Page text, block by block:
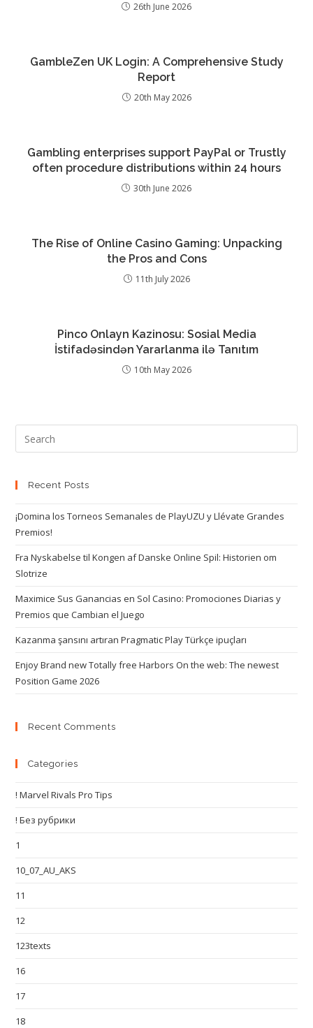
26th June 2026
GambleZen UK Login: A Comprehensive Study
Report
20th May 2026
Gambling enterprises support PayPal or Trustly
often procedure distributions within 24 hours
30th June 2026
The Rise of Online Casino Gaming: Unpacking
the Pros and Cons
11th July 2026
Pinco Onlayn Kazinosu: Sosial Media
İstifadəsindən Yararlanma ilə Tanıtım
10th May 2026
Recent Posts
¡Domina los Torneos Semanales de PlayUZU y Llévate Grandes
Premios!
Fra Nyskabelse til Kongen af Danske Online Spil: Historien om
Slotrize
Maximice Sus Ganancias en Sol Casino: Promociones Diarias y
Premios que Cambian el Juego
Kazanma şansını artıran Pragmatic Play Türkçe ipuçları
Enjoy Brand new Totally free Harbors On the web: The newest
Position Game 2026
Recent Comments
Categories
! Marvel Rivals Pro Tips
! Без рубрики
1
10_07_AU_AKS
11
12
123texts
16
17
18